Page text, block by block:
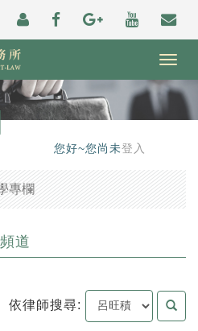
您好~您尚未登入
專欄
道
依律師搜尋: